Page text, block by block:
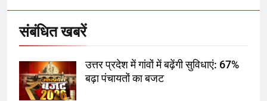
संबंधित खबरें
उत्तर प्रदेश में गांवों में बढ़ेंगी सुविधाएं: 67%
बढ़ा पंचायतों का बजट
7
गाजा युद्धविराम को लेकर बड़ी खबरें